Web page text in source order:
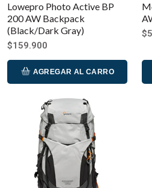
Lowepro Photo Active BP
200 AW Backpack
(Black/Dark Gray)
$159.900
AGREGAR AL CARRO